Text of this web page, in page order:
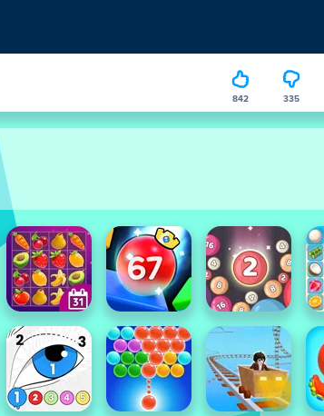
842 335